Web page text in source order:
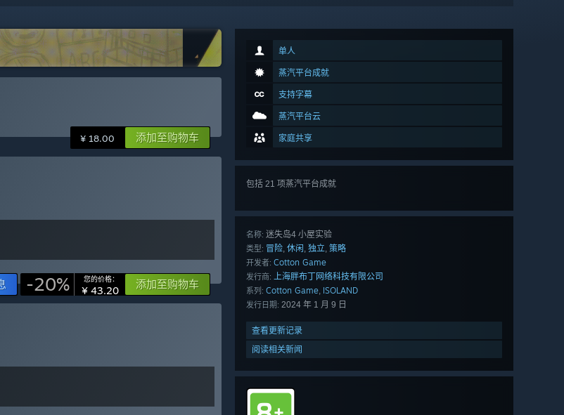
单人
蒸汽平台成就
支持字幕
蒸汽平台云
家庭共享
包括 21 项蒸汽平台成就
名称: 迷失岛4 小屋实验
类型: 冒险, 休闲, 独立, 策略
开发者: Cotton Game
发行商: 上海胖布丁网络科技有限公司
系列: Cotton Game, ISOLAND
发行日期: 2024 年 1 月 9 日
查看更新记录
阅读相关新闻
¥ 18.00 添加至购物车
-20% 您的价格：
¥ 43.20 添加至购物车